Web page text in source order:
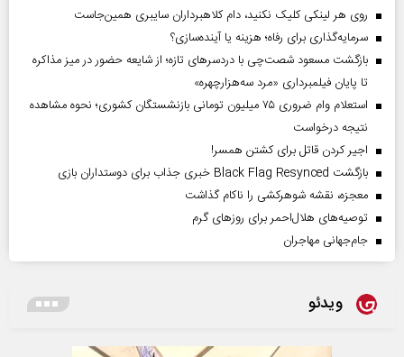
روی هر لینکی کلیک نکنید، دام کلاهبرداران سایبری همین‌جاست
سرمایه‌گذاری برای رفاه؛ هزینه یا آینده‌سازی؟
بازگشت مسعود شصت‌چی با دردسر‌های تازه؛ از شایعه حضور در میز مذاکره
تا پایان فیلمبرداری «مرد سه‌هزارچهره»
استعلام وام ضروری ۷۵ میلیون تومانی بازنشستگان کشوری؛ نحوه مشاهده
نتیجه درخواست
اجیر کردن قاتل برای کشتن همسر!
بازگشت Black Flag Resynced خبری جذاب برای دوستداران بازی
معجزه، نقشه شوهرکشی را ناکام گذاشت
توصیه‌های هلال‌احمر برای روز‌های گرم
جام‌جهانی مهاجران
ویدئو